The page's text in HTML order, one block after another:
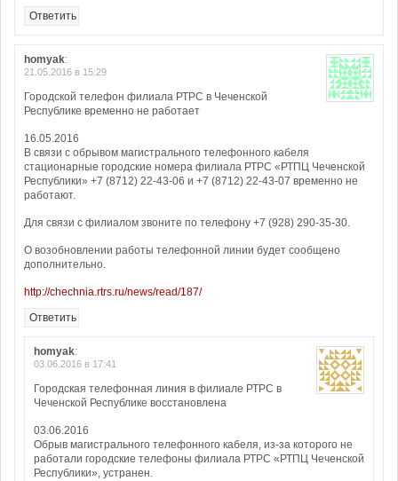
Ответить
homyak:
21.05.2016 в 15:29
Городской телефон филиала РТРС в Чеченской
Республике временно не работает
16.05.2016
В связи с обрывом магистрального телефонного кабеля
стационарные городские номера филиала РТРС «РТПЦ Чеченской
Республики» +7 (8712) 22-43-06 и +7 (8712) 22-43-07 временно не
работают.
Для связи с филиалом звоните по телефону +7 (928) 290-35-30.
О возобновлении работы телефонной линии будет сообщено
дополнительно.
http://chechnia.rtrs.ru/news/read/187/
Ответить
homyak:
03.06.2016 в 17:41
Городская телефонная линия в филиале РТРС в
Чеченской Республике восстановлена
03.06.2016
Обрыв магистрального телефонного кабеля, из-за которого не
работали городские телефоны филиала РТРС «РТПЦ Чеченской
Республики», устранен.